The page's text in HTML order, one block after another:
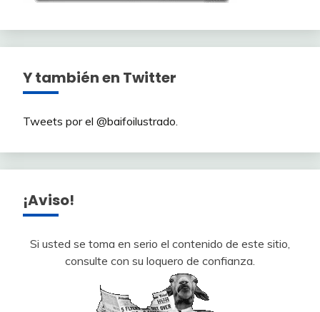
Y también en Twitter
Tweets por el @baifoilustrado.
¡Aviso!
Si usted se toma en serio el contenido de este sitio,
consulte con su loquero de confianza.